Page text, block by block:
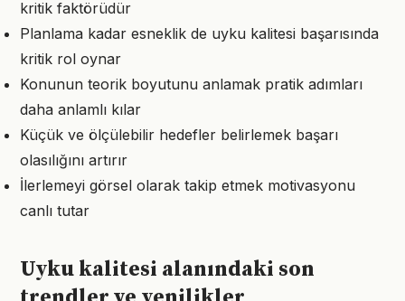
kritik faktörüdür
Planlama kadar esneklik de uyku kalitesi başarısında
kritik rol oynar
Konunun teorik boyutunu anlamak pratik adımları
daha anlamlı kılar
Küçük ve ölçülebilir hedefler belirlemek başarı
olasılığını artırır
İlerlemeyi görsel olarak takip etmek motivasyonu
canlı tutar
Uyku kalitesi alanındaki son